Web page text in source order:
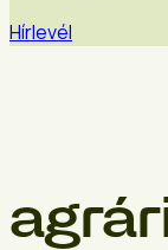
Hírlevél